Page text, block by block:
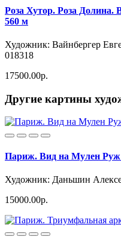
Роза Хутор. Роза Долина.
560 м
Художник: Вайнбергер
018318
17500.00р.
Другие картины
Париж. Вид на Мулен Руж
Художник: Даньшин
15000.00р.